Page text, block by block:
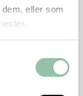
eller som
Læg
på